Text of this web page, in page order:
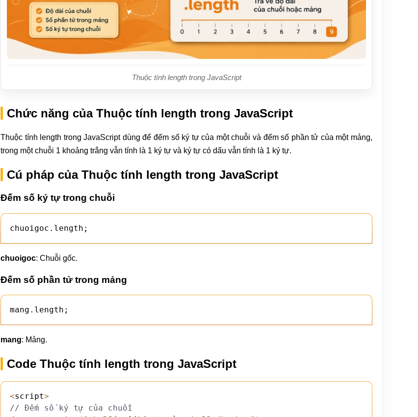
Thuộc tính length trong JavaScript
Chức năng của Thuộc tính length trong JavaScript
Thuộc tính length trong JavaScript dùng để đếm số ký tự của một chuỗi và đếm số phần tử của một mảng,
trong một chuỗi 1 khoảng trắng vẫn tính là 1 ký tự và ký tự có dấu vẫn tính là 1 ký tự.
Cú pháp của Thuộc tính length trong JavaScript
Đếm số ký tự trong chuỗi
chuoigoc.length;
chuoigoc: Chuỗi gốc.
Đếm số phần tử trong mảng
mang.length;
mang: Mảng.
Code Thuộc tính length trong JavaScript
<script>
// Đếm số ký tự của chuỗi